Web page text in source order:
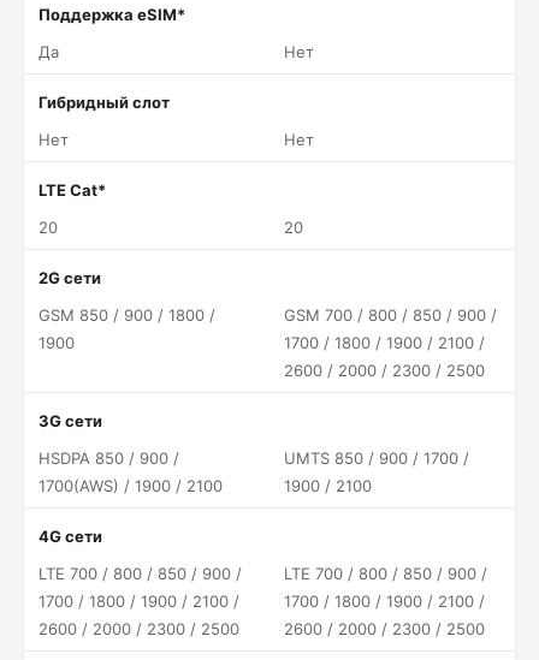
Поддержка eSIM*
Да
Нет
Гибридный слот
Нет
Нет
LTE Cat*
20
20
2G сети
GSM 850 / 900 / 1800 /
1900
GSM 700 / 800 / 850 / 900 /
1700 / 1800 / 1900 / 2100 /
2600 / 2000 / 2300 / 2500
3G сети
HSDPA 850 / 900 /
1700(AWS) / 1900 / 2100
UMTS 850 / 900 / 1700 /
1900 / 2100
4G сети
LTE 700 / 800 / 850 / 900 /
1700 / 1800 / 1900 / 2100 /
2600 / 2000 / 2300 / 2500
LTE 700 / 800 / 850 / 900 /
1700 / 1800 / 1900 / 2100 /
2600 / 2000 / 2300 / 2500